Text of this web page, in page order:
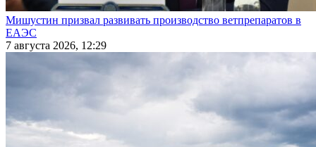
Мишустин призвал развивать производство ветпрепаратов в
ЕАЭС
7 августа 2026, 12:29